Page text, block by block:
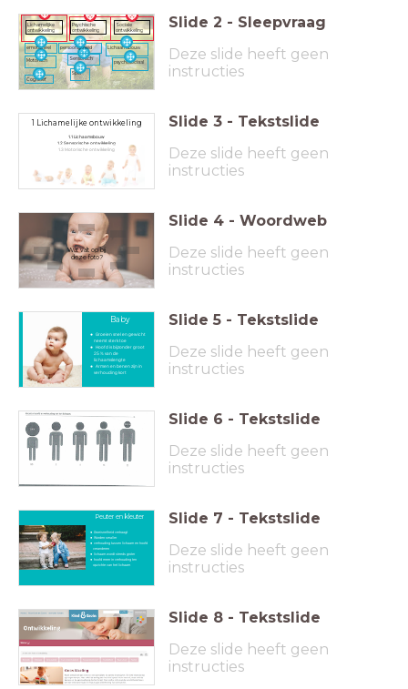
Lichamelijke
ontwikkeling
Psychische
ontwikkeling
Sociale
ontwikkeling
Lichaamsbouw
Sensorisch
Motorisch
Cognitief
emotioneel persoonlijkheid
Spel
psychosociaal
Slide 2 - Sleepvraag
Deze slide heeft geen
instructies
1 Lichamelijke ontwikkeling
1.1 Lichaamsbouw
1.2 Sensorische ontwikkeling
1.3 Motorische ontwikkeling
Slide 3 - Tekstslide
Deze slide heeft geen
instructies
Wat valt op bij
deze foto?
Slide 4 - Woordweb
Deze slide heeft geen
instructies
Baby
Groeien snel en gewicht
neemt sterk toe
Hoofd is bijzonder groot
25 % van de
lichaamslengte
Armen en benen zijn in
verhouding kort
Slide 5 - Tekstslide
Deze slide heeft geen
instructies
Slide 6 - Tekstslide
Deze slide heeft geen
instructies
Peuter en kleuter
Groeisnelheid vertraagt
Worden smaller
verhouding tussen lichaam en hoofd
veranderen
lichaam wordt steeds groter
hoofd meer in verhouding ten
opzichte van het lichaam
Slide 7 - Tekstslide
Deze slide heeft geen
instructies
Slide 8 - Tekstslide
Deze slide heeft geen
instructies